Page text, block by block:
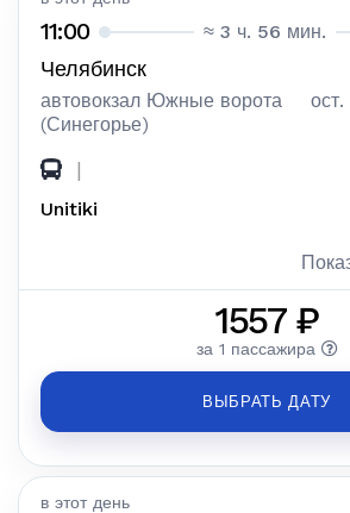
11:00 ≈ 3 ч. 56 мин.
Челябинск
автовокзал Южные ворота
(Синегорье)
ост.
|
Unitiki
1557 ₽
за 1 пассажира
ВЫБРАТЬ ДАТУ
в этот день